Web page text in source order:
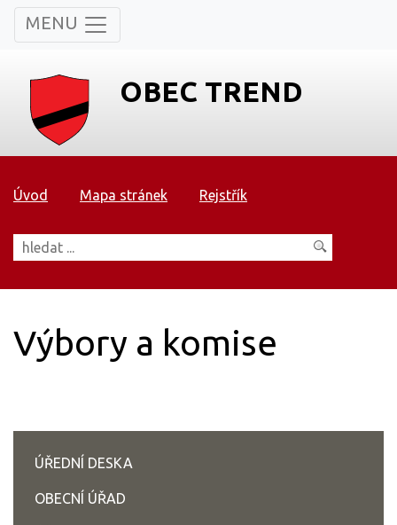
MENU
OBEC TREND
Úvod Mapa stránek Rejstřík
Výbory a komise
ÚŘEDNÍ DESKA
OBECNÍ ÚŘAD